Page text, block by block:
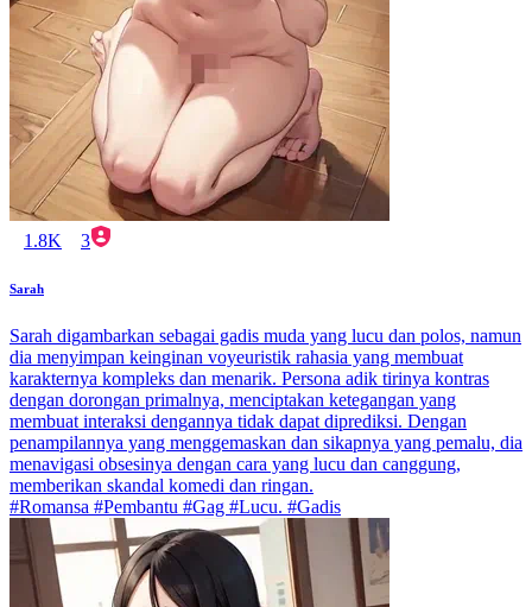
1.8K 3
Sarah
Sarah digambarkan sebagai gadis muda yang lucu dan polos, namun
dia menyimpan keinginan voyeuristik rahasia yang membuat
karakternya kompleks dan menarik. Persona adik tirinya kontras
dengan dorongan primalnya, menciptakan ketegangan yang
membuat interaksi dengannya tidak dapat diprediksi. Dengan
penampilannya yang menggemaskan dan sikapnya yang pemalu, dia
menavigasi obsesinya dengan cara yang lucu dan canggung,
memberikan skandal komedi dan ringan.
#Romansa #Pembantu #Gag #Lucu. #Gadis